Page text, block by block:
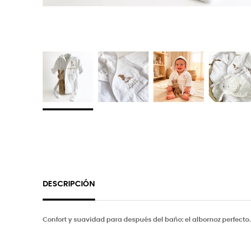
DESCRIPCIÓN
Confort y suavidad para después del baño: el albornoz perfecto.